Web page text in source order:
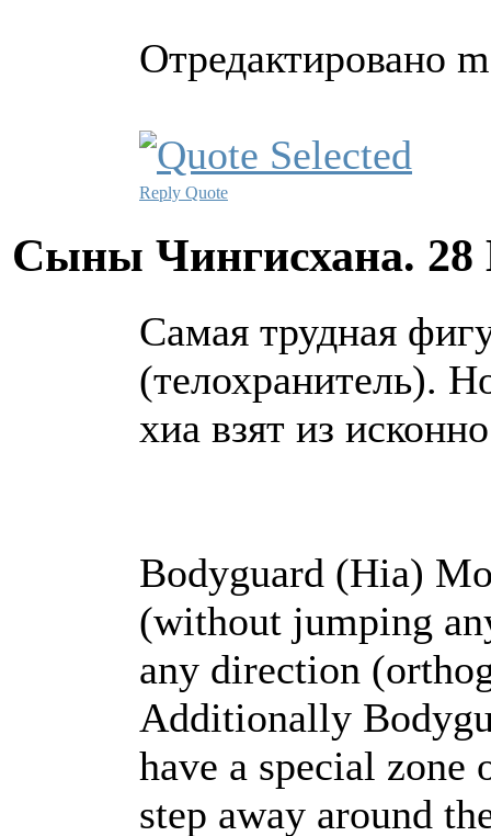
Отредактировано
Reply Quote
Сыны Чингисхана. 28
Самая трудная
(телохранитель).
хиа взят из
Bodyguard (Hia)
(without jumping
any direction
Additionally
have a special zone
step away around